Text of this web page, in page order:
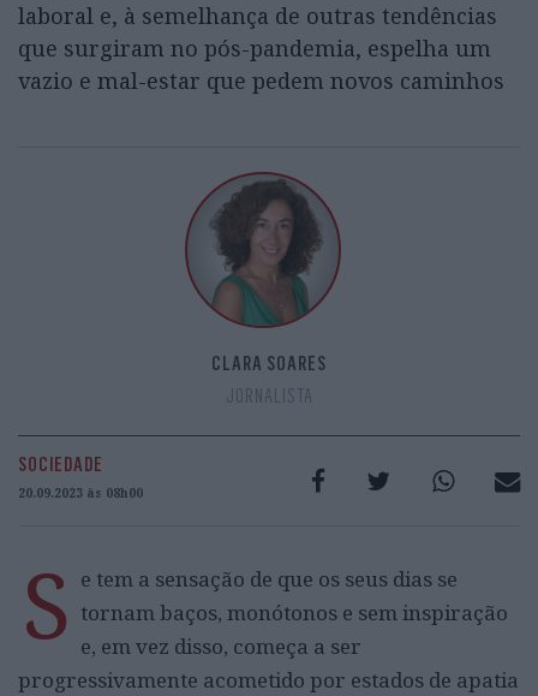
laboral e, à semelhança de outras tendências
que surgiram no pós-pandemia, espelha um
vazio e mal-estar que pedem novos caminhos
CLARA SOARES
JORNALISTA
SOCIEDADE
20.09.2023 às 08h00
S e tem a sensação de que os seus dias se
tornam baços, monótonos e sem inspiração
e, em vez disso, começa a ser
progressivamente acometido por estados de apatia